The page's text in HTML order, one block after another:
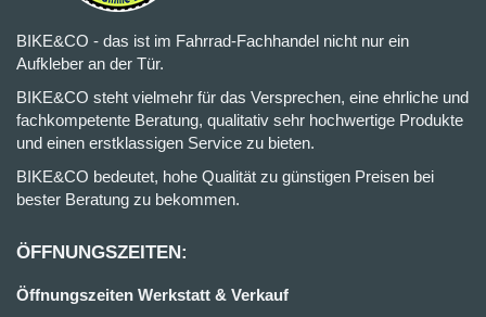
BIKE&CO - das ist im Fahrrad-Fachhandel nicht nur ein
Aufkleber an der Tür.
BIKE&CO steht vielmehr für das Versprechen, eine ehrliche und
fachkompetente Beratung, qualitativ sehr hochwertige Produkte
und einen erstklassigen Service zu bieten.
BIKE&CO bedeutet, hohe Qualität zu günstigen Preisen bei
bester Beratung zu bekommen.
ÖFFNUNGSZEITEN:
Öffnungszeiten Werkstatt & Verkauf